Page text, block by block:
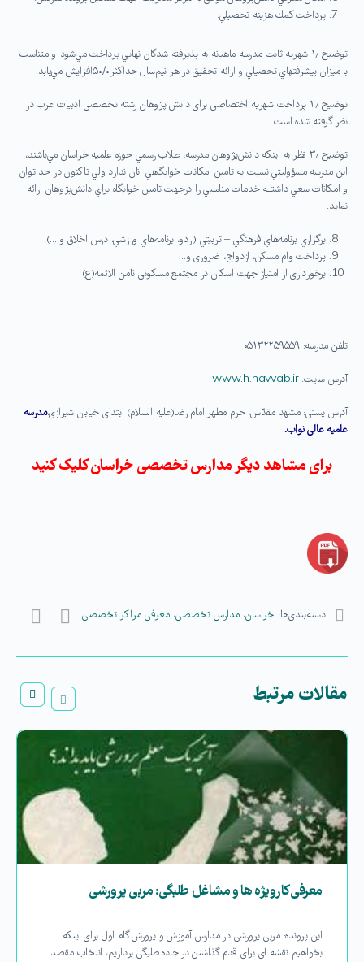
پرداخت كمك هزينه تحصيلي.
توضيح ۱٫ شهريه ثابت مدرسه ماهيانه به پذيرفته شدگان نهايي پرداخت مي‌شود و متناسب
با ميزان پيشرفتهاي تحصيلي و ارائه تحقيق در هر نیم‌سال حداکثر۵۰/۰افزايش مي‌يابد.
توضیح ۲٫ پرداخت شهریه اختصاصی برای دانش پژوهان رشته تخصصی ادبیات عرب در
نظر گرفته شده است.
توضيح ۳٫ نظر به اينكه دانش‌پژوهان مدرسه، طلاب رسمي حوزه علميه خراسان مي‌باشند،
اين مدرسه مسؤوليتي نسبت به تامين امكانات خوابگاهي آنان ندارد ولي تاكنون در حد توان
و امكانات سعي داشتــه خدمات مناسبي را درجهت تامین خوابگاه براي دانش‌پژوهان ارائه
نمايد.
برگزاري برنامه‌هاي فرهنگي – تربيتي (اردو، برنامه‌هاي ورزشي، درس اخلاق و …).
پرداخت وام مسکن، ازدواج، ضروری و…
برخورداری از امتیاز جهت اسکان در مجتمع مسکونی ثامن الائمه(ع)
تلفن مدرسه: ۰۵۱۳۲۲۵۹۵۵۹
آدرس سایت:www.h.navvab.ir
آدرس پستی: مشهد مقدّس، حرم مطهر امام رضا(علیه السلام) ابتدای خیابان شیرازی،مدرسه
علمیه عالی نواب.
برای مشاهد دیگر مدارس تخصصی خراسان کلیک کنید
دسته‌بندی‌ها: خراسان، مدارس تخصصی، معرفی مراکز تخصصی
مقالات مرتبط
معرفی کارویژه ها و مشاغل طلبگی: مربی پرورشی
این پرونده: مربی پرورشی در مدارس آموزش و پرورش گام اول برای اینکه
بخواهیم نقشه ای برای قدم گذاشتن در جاده طلبگی برداریم، انتخاب مقصد…